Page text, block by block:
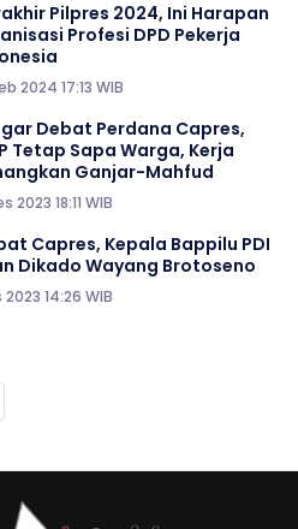
Pilpres 2024, Ini Harapan
Profesi DPD Pekerja
2024 17:13 WIB
Debat Perdana Capres,
Tetap Sapa Warga, Kerja
Ganjar-Mahfud
2023 18:11 WIB
Capres, Kepala Bappilu PDI
Dikado Wayang Brotoseno
2023 14:26 WIB